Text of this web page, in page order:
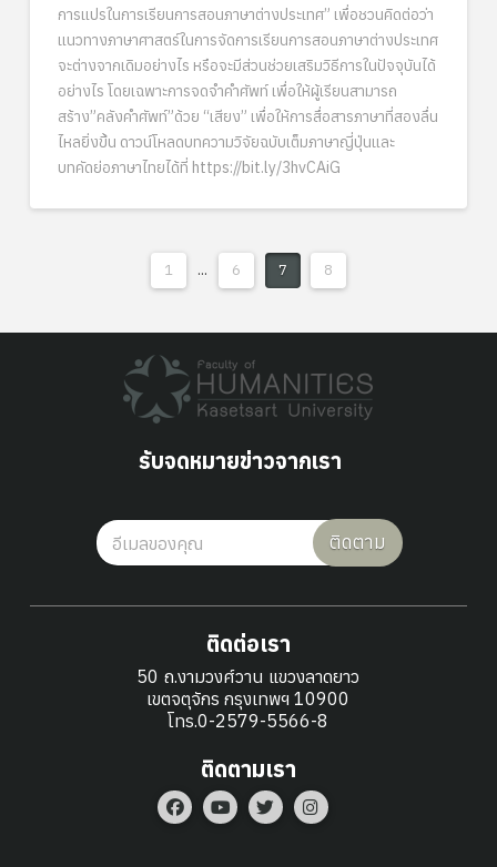
การแปรในการเรียนการสอนภาษาต่างประเทศ” เพื่อชวนคิดต่อว่า
แนวทางภาษาศาสตร์ในการจัดการเรียนการสอนภาษาต่างประเทศ
จะต่างจากเดิมอย่างไร หรือจะมีส่วนช่วยเสริมวิธีการในปัจจุบันได้
อย่างไร โดยเฉพาะการจดจำคำศัพท์ เพื่อให้ผู้เรียนสามารถ
สร้าง”คลังคำศัพท์”ด้วย “เสียง” เพื่อให้การสื่อสารภาษาที่สองลื่น
ไหลยิ่งขึ้น ดาวน์โหลดบทความวิจัยฉบับเต็มภาษาญี่ปุ่นและ
บทคัดย่อภาษาไทยได้ที่ https://bit.ly/3hvCAiG
1 ... 6 7 8
รับจดหมายข่าวจากเรา
ติดตาม
ติดต่อเรา
50 ถ.งามวงศ์วาน แขวงลาดยาว
เขตจตุจักร กรุงเทพฯ 10900
โทร.0-2579-5566-8
ติดตามเรา